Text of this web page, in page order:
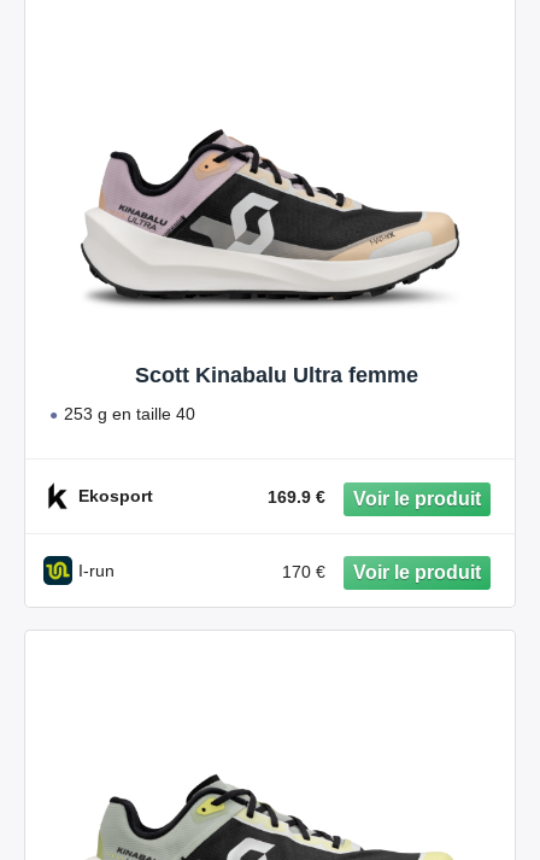
Scott Kinabalu Ultra femme
253 g en taille 40
Ekosport 169.9 €
I-run 170 €